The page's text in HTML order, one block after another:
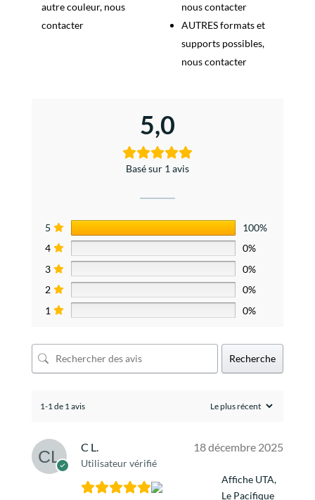
autre couleur, nous
contacter
nous contacter
AUTRES formats et
supports possibles,
nous contacter
5,0
Basé sur 1 avis
5
100%
4
0%
3
0%
2
0%
1
0%
Recherche
1-1 de 1 avis
C L.
Utilisateur vérifié
18 décembre 2025
Affiche UTA,
Le Pacifique